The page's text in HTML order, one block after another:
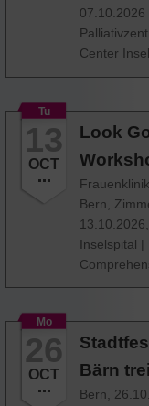
07.10.2026
Center
Tu
13
OCT
Look
Bern,
Inselspital |
Mo
26
OCT
Bärn
Bern,